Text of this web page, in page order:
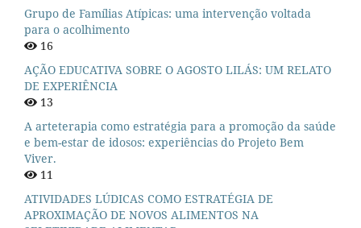
Grupo de Famílias Atípicas: uma intervenção voltada
para o acolhimento
16
AÇÃO EDUCATIVA SOBRE O AGOSTO LILÁS: UM RELATO
DE EXPERIÊNCIA
13
A arteterapia como estratégia para a promoção da saúde
e bem-estar de idosos: experiências do Projeto Bem
Viver.
11
ATIVIDADES LÚDICAS COMO ESTRATÉGIA DE
APROXIMAÇÃO DE NOVOS ALIMENTOS NA